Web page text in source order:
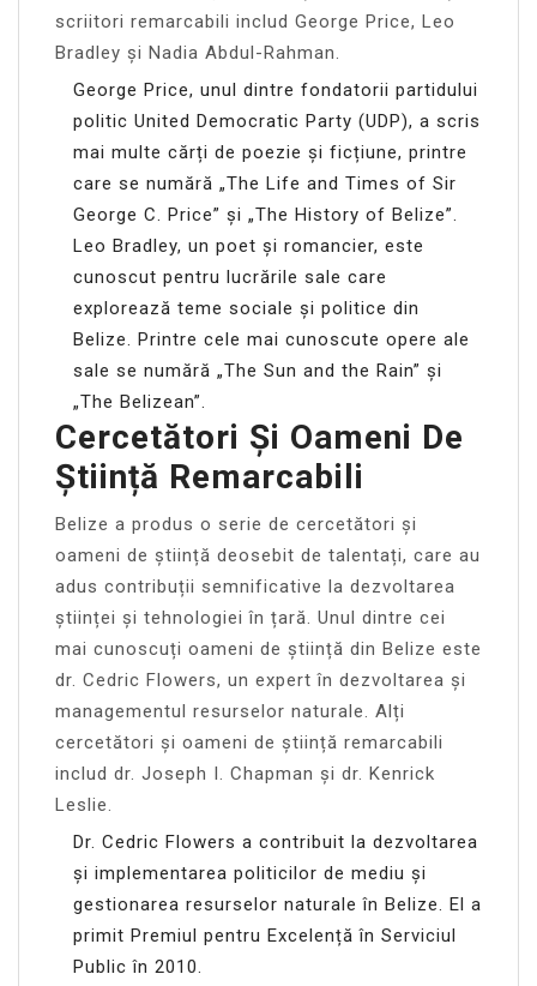
scriitori remarcabili includ George Price, Leo
Bradley și Nadia Abdul-Rahman.
George Price, unul dintre fondatorii partidului
politic United Democratic Party (UDP), a scris
mai multe cărți de poezie și ficțiune, printre
care se numără „The Life and Times of Sir
George C. Price” și „The History of Belize”.
Leo Bradley, un poet și romancier, este
cunoscut pentru lucrările sale care
explorează teme sociale și politice din
Belize. Printre cele mai cunoscute opere ale
sale se numără „The Sun and the Rain” și
„The Belizean”.
Cercetători Și Oameni De
Știință Remarcabili
Belize a produs o serie de cercetători și
oameni de știință deosebit de talentați, care au
adus contribuții semnificative la dezvoltarea
științei și tehnologiei în țară. Unul dintre cei
mai cunoscuți oameni de știință din Belize este
dr. Cedric Flowers, un expert în dezvoltarea și
managementul resurselor naturale. Alți
cercetători și oameni de știință remarcabili
includ dr. Joseph I. Chapman și dr. Kenrick
Leslie.
Dr. Cedric Flowers a contribuit la dezvoltarea
și implementarea politicilor de mediu și
gestionarea resurselor naturale în Belize. El a
primit Premiul pentru Excelență în Serviciul
Public în 2010.